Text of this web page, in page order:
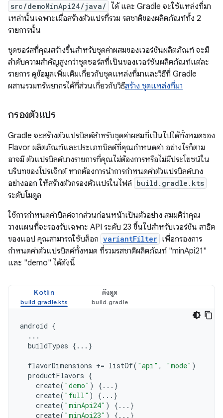
src/demoMinApi24/java/
ได้ และ Gradle จะใช้แหล่งที่มา
เหล่านั้นเฉพาะเมื่อสร้างตัวแปรที่รวม รสชาติของผลิตภัณฑ์ทั้ง 2
รายการนั้น
ชุดซอร์สที่คุณสร้างขึ้นสำหรับชุดค่าผสมของเวอร์ชันผลิตภัณฑ์ จะมี
ลำดับความสำคัญสูงกว่าชุดซอร์สที่เป็นของเวอร์ชันผลิตภัณฑ์แต่ละ
รายการ ดูข้อมูลเพิ่มเติมเกี่ยวกับชุดแหล่งที่มาและวิธีที่ Gradle
ผสานรวมทรัพยากรได้ที่ส่วนเกี่ยวกับวิธีสร้าง ชุดแหล่งที่มา
กรองตัวแปร
Gradle จะสร้างตัวแปรบิลด์สำหรับชุดค่าผสมที่เป็นไปได้ทั้งหมดของ
Flavor ผลิตภัณฑ์และประเภทบิลด์ที่คุณกำหนดค่า อย่างไรก็ตาม
อาจมี ตัวแปรบิลด์บางรายการที่คุณไม่ต้องการหรือไม่มีประโยชน์ใน
บริบทของโปรเจ็กต์ หากต้องการนำการกำหนดค่าตัวแปรบิลด์บาง
อย่างออก ให้สร้างตัวกรองตัวแปรในไฟล์ build.gradle.kts
ระดับโมดูล
ใช้การกำหนดค่าบิลด์จากส่วนก่อนหน้าเป็นตัวอย่าง สมมติว่าคุณ
วางแผนที่จะรองรับเฉพาะ API ระดับ 23 ขึ้นไปสำหรับเวอร์ชัน สาธิต
ของแอป คุณสามารถใช้บล็อก variantFilter เพื่อกรองการ
กำหนดค่าตัวแปรบิลด์ทั้งหมด ที่รวมรสชาติผลิตภัณฑ์ "minApi21"
และ "demo" ได้ดังนี้
Kotlin ดึงดูด
android {
...
buildTypes {...}
flavorDimensions += listOf( "api" , "mode" )
productFlavors {
create( "demo" )
{...}
create( "full" )
{...}
create( "minApi24" )
{...}
create( "minApi23" )
{...}